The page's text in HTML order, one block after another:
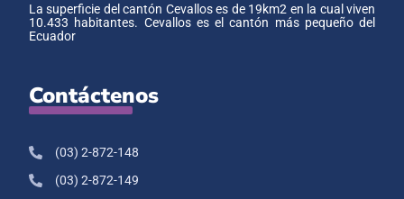
La superficie del cantón Cevallos es de 19km2 en la cual viven
10.433 habitantes. Cevallos es el cantón más pequeño del
Ecuador
Contáctenos
(03) 2-872-148
(03) 2-872-149